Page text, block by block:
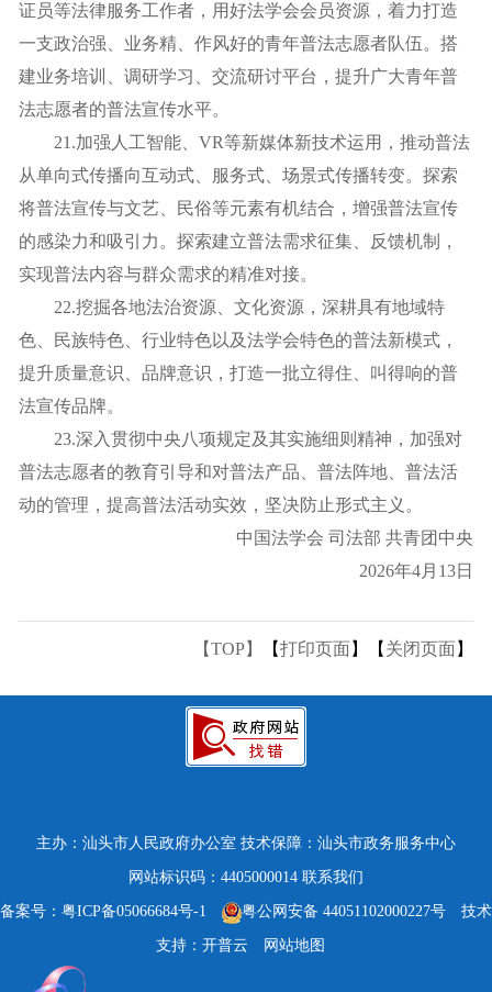
证员等法律服务工作者，用好法学会会员资源，着力打造
一支政治强、业务精、作风好的青年普法志愿者队伍。搭
建业务培训、调研学习、交流研讨平台，提升广大青年普
法志愿者的普法宣传水平。
21.加强人工智能、VR等新媒体新技术运用，推动普法
从单向式传播向互动式、服务式、场景式传播转变。探索
将普法宣传与文艺、民俗等元素有机结合，增强普法宣传
的感染力和吸引力。探索建立普法需求征集、反馈机制，
实现普法内容与群众需求的精准对接。
22.挖掘各地法治资源、文化资源，深耕具有地域特
色、民族特色、行业特色以及法学会特色的普法新模式，
提升质量意识、品牌意识，打造一批立得住、叫得响的普
法宣传品牌。
23.深入贯彻中央八项规定及其实施细则精神，加强对
普法志愿者的教育引导和对普法产品、普法阵地、普法活
动的管理，提高普法活动实效，坚决防止形式主义。
中国法学会 司法部 共青团中央
2026年4月13日
【TOP】 【打印页面】【 关闭页面】
主办：汕头市人民政府办公室 技术保障：汕头市政务服务中心
网站标识码：4405000014 联系我们
备案号：粤ICP备05066684号-1 粤公网安备 44051102000227号 技术
支持：开普云 网站地图